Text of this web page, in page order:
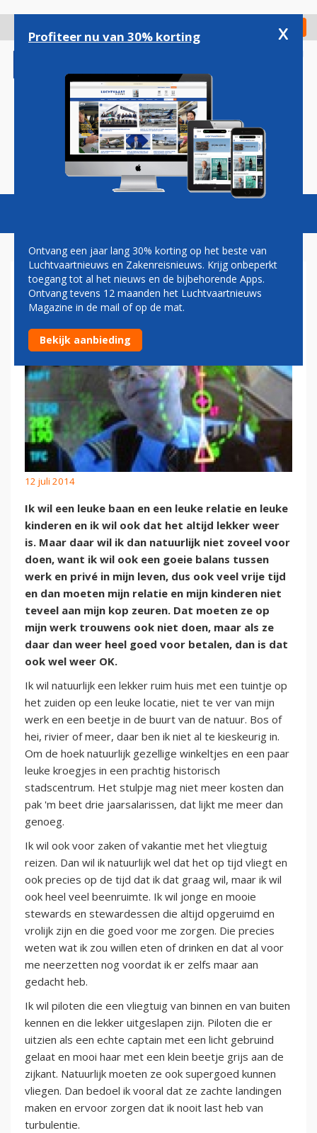
gaan
Check in
Magazine Podcasts Vacatures
JAN COCHERET: IK WIL ALLES
12 juli 2014
Ik wil een leuke baan en een leuke relatie en leuke
kinderen en ik wil ook dat het altijd lekker weer
is. Maar daar wil ik dan natuurlijk niet zoveel voor
doen, want ik wil ook een goeie balans tussen
werk en privé in mijn leven, dus ook veel vrije tijd
en dan moeten mijn relatie en mijn kinderen niet
teveel aan mijn kop zeuren. Dat moeten ze op
mijn werk trouwens ook niet doen, maar als ze
daar dan weer heel goed voor betalen, dan is dat
ook wel weer OK.
Ik wil natuurlijk een lekker ruim huis met een tuintje op
het zuiden op een leuke locatie, niet te ver van mijn
werk en een beetje in de buurt van de natuur. Bos of
hei, rivier of meer, daar ben ik niet al te kieskeurig in.
Om de hoek natuurlijk gezellige winkeltjes en een paar
leuke kroegjes in een prachtig historisch
stadscentrum. Het stulpje mag niet meer kosten dan
pak 'm beet drie jaarsalarissen, dat lijkt me meer dan
genoeg.
Ik wil ook voor zaken of vakantie met het vliegtuig
reizen. Dan wil ik natuurlijk wel dat het op tijd vliegt en
ook precies op de tijd dat ik dat graag wil, maar ik wil
ook heel veel beenruimte. Ik wil jonge en mooie
stewards en stewardessen die altijd opgeruimd en
vrolijk zijn en die goed voor me zorgen. Die precies
weten wat ik zou willen eten of drinken en dat al voor
me neerzetten nog voordat ik er zelfs maar aan
gedacht heb.
Ik wil piloten die een vliegtuig van binnen en van buiten
kennen en die lekker uitgeslapen zijn. Piloten die er
uitzien als een echte captain met een licht gebruind
gelaat en mooi haar met een klein beetje grijs aan de
zijkant. Natuurlijk moeten ze ook supergoed kunnen
vliegen. Dan bedoel ik vooral dat ze zachte landingen
maken en ervoor zorgen dat ik nooit last heb van
turbulentie.
Profiteer nu van 30% korting x
Ontvang een jaar lang 30% korting op het beste van
Luchtvaartnieuws en Zakenreisnieuws. Krijg onbeperkt
toegang tot al het nieuws en de bijbehorende Apps.
Ontvang tevens 12 maanden het Luchtvaartnieuws
Magazine in de mail of op de mat.
Bekijk aanbieding